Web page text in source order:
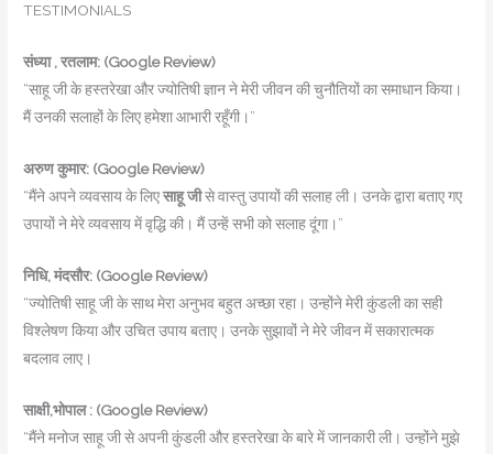
TESTIMONIALS
संध्या , रतलाम: (Google Review)
“साहू जी के हस्तरेखा और ज्योतिषी ज्ञान ने मेरी जीवन की चुनौतियों का समाधान किया।
मैं उनकी सलाहों के लिए हमेशा आभारी रहूँगी।”
अरुण कुमार: (Google Review)
“मैंने अपने व्यवसाय के लिएसाहू जीसे वास्तु उपायों की सलाह ली। उनके द्वारा बताए गए
उपायों ने मेरे व्यवसाय में वृद्धि की। मैं उन्हें सभी को सलाह दूंगा।”
निधि,मंदसौर: (Google Review)
“ज्योतिषी साहू जी के साथ मेरा अनुभव बहुत अच्छा रहा। उन्होंने मेरी कुंडली का सही
विश्लेषण किया और उचित उपाय बताए। उनके सुझावों ने मेरे जीवन में सकारात्मक
बदलाव लाए।
साक्षी,भोपाल : (Google Review)
“मैंने मनोज साहू जी से अपनी कुंडली और हस्तरेखा के बारे में जानकारी ली। उन्होंने मुझे